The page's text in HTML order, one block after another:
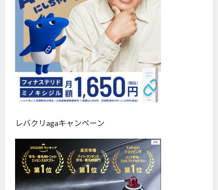
レバクリagaキャンペーン